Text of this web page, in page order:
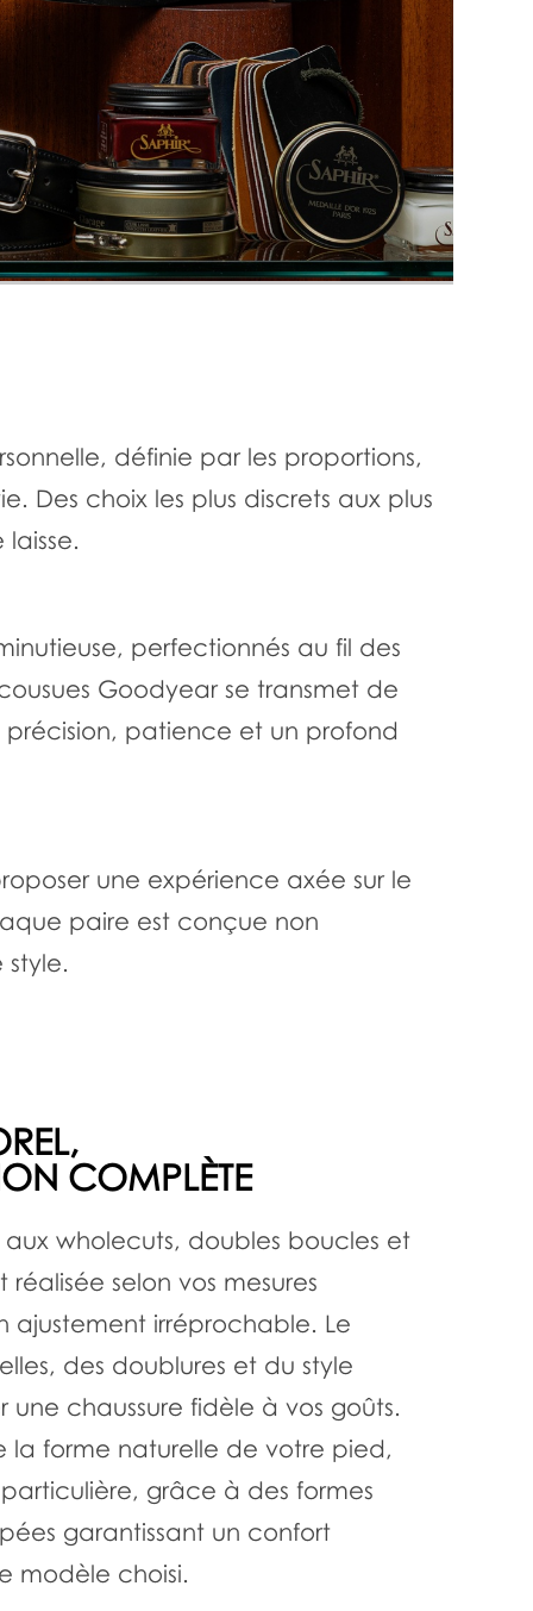
définie par les proportions,
Des choix les plus discrets aux plus
perfectionnés au fil des
Goodyear se transmet de
patience et un profond
une expérience axée sur le
paire est conçue non
COMPLÈTE
aux wholecuts, doubles boucles et
selon vos mesures
ajustement irréprochable. Le
des doublures et du style
chaussure fidèle à vos goûts.
la forme naturelle de votre pied,
grâce à des formes
garantissant un confort
modèle choisi.